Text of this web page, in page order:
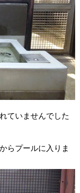
ていませんでした
らプールに入りま